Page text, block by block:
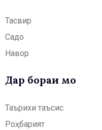
Тасвир
Садо
Навор
Дар бораи мо
Таърихи таъсис
Роҳбарият